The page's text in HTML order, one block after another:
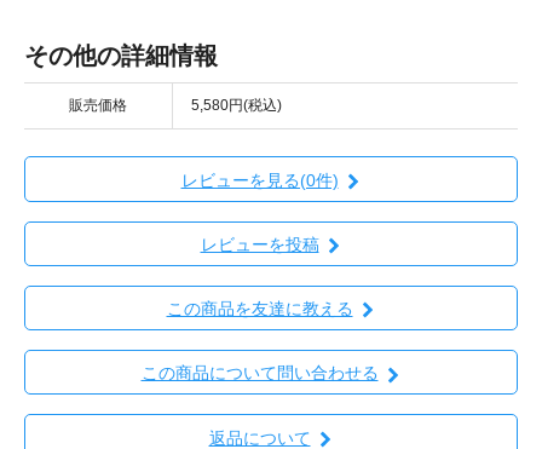
その他の詳細情報
販売価格 5,580円(税込)
レビューを見る(0件)
レビューを投稿
この商品を友達に教える
この商品について問い合わせる
返品について